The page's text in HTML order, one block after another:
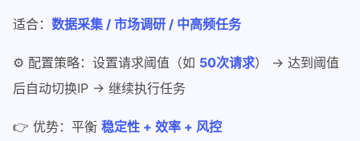
适合： 数据采集 / 市场调研 / 中高频任务
⚙️ 配置策略：设置请求阈值（如 50次请求） → 达到阈值
后自动切换IP → 继续执行任务
👉 优势：平衡 稳定性 + 效率 + 风控